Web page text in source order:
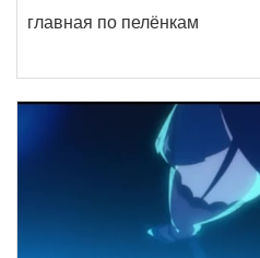
главная по пелёнкам